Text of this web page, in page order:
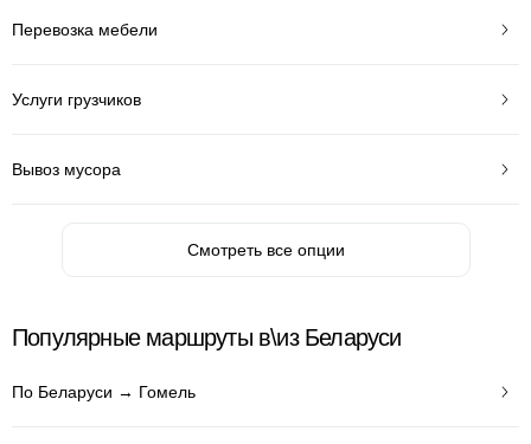
Перевозка мебели
Услуги грузчиков
Вывоз мусора
Смотреть все опции
Популярные маршруты в\из Беларуси
По Беларуси → Гомель